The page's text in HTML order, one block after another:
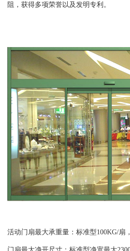
阻，获得多项荣誉以及发明专利。
活动门扇最大承重量：标准型100KG/扇